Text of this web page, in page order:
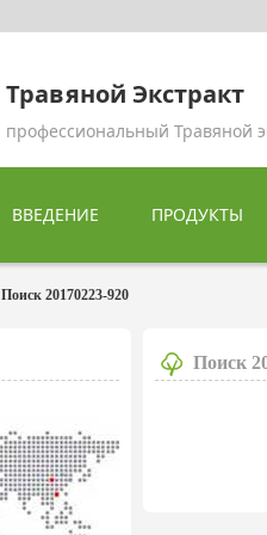
Травяной Экстракт
профессиональный Травяной
ВВЕДЕНИЕ ПРОДУКТЫ
Поиск 20170223-920
Поиск